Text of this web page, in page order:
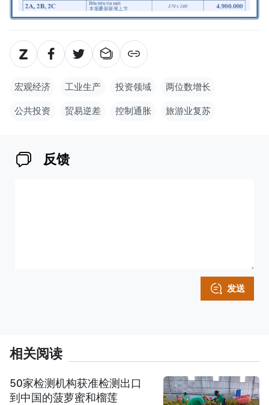
宏观经济 工业生产 投资领域 两位数增长
公共投资 贸易逆差 控制通胀 旅游业复苏
反馈
发送
相关阅读
50家检测机构获准检测出口
到中国的菠萝蜜和榴莲